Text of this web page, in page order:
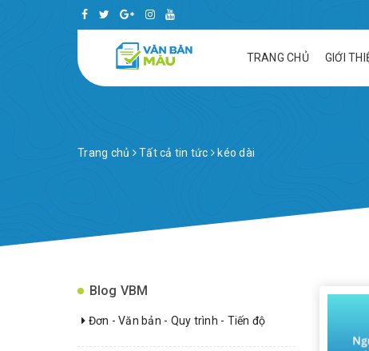
TRANG CHỦ GIỚI
Trang chủ Tất cả tin tức kéo dài
Blog VBM
Đơn - Văn bản - Quy trình - Tiến độ